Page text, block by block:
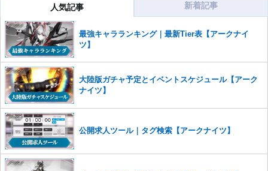
※投稿内容を確認後、順次対応さ
せていただきます。ご了承ください。
※一度削除したコメントは復元ができませんのでご注意くだ
さい。
また、過度な利用規約の違反や、弊社に損害の及ぶ内容の書き込みがあ
った場合は、法的措置をとらせていただく場合もございますので、あら
かじめご理解くださいませ。
人気記事 新着記事
最強キャラランキング｜最新Tier表【アークナイ
ツ】
大陸版ガチャ予定とイベントスケジュール【アーク
ナイツ】
公開求人ツール｜タグ検索【アークナイツ】